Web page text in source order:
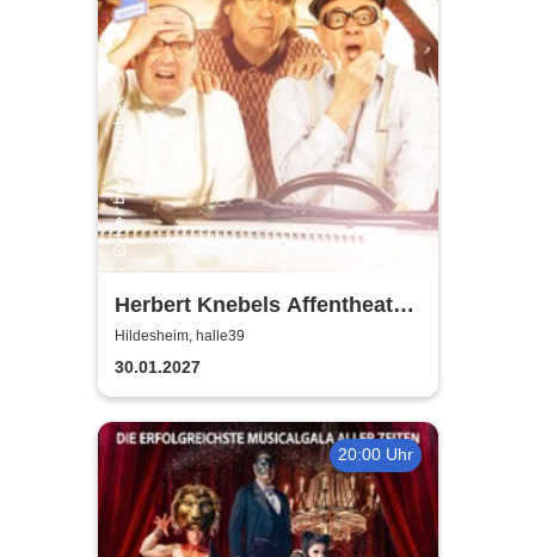
Herbert Knebels Affentheater
- Voll Karacho!
Hildesheim, halle39
30.01.2027
20:00 Uhr